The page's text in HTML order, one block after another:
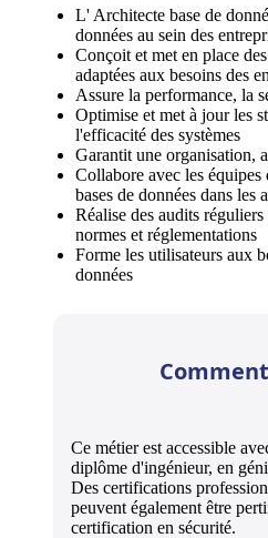
L' Architecte base de
données au sein des
Conçoit et met en place
adaptées aux besoins des
Assure la performance, la
Optimise et met à jour les
l'efficacité des systèmes
Garantit une organisation,
Collabore avec les
bases de données dans les
Réalise des audits
normes et réglementations
Forme les utilisateurs aux
données
Ce métier est accessible
diplôme d'ingénieur, en
Des certifications
peuvent également être
certification en sécurité.